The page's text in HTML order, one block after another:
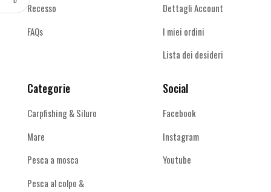
Recesso
FAQs
Dettagli Account
I miei ordini
Lista dei desideri
Categorie
Carpfishing & Siluro
Mare
Pesca a mosca
Pesca al colpo &
Social
Facebook
Instagram
Youtube